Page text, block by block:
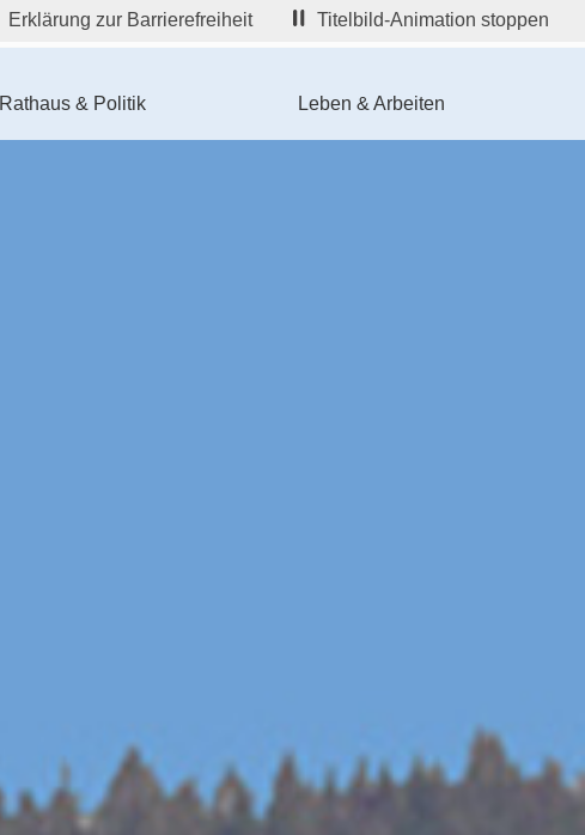
Erklärung zur Barrierefreiheit Titelbild-Animation stoppen
Rathaus & Politik Leben & Arbeiten